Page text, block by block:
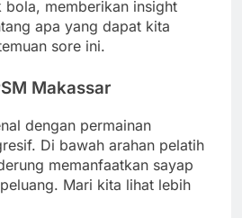
bola, memberikan insight
apa yang dapat kita
sore ini.
Makassar
dengan permainan
Di bawah arahan pelatih
memanfaatkan sayap
Mari kita lihat lebih